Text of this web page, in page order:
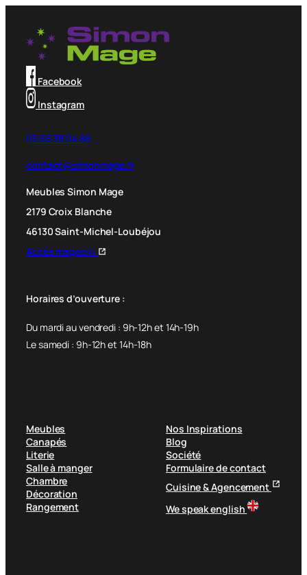
Facebook
Instagram
05 65 38 04 88
contact@simonmage.fr
Meubles Simon Mage
2179 Croix Blanche
46130 Saint-Michel-Loubéjou
Accès magasin
Horaires d’ouverture :
Du mardi au vendredi : 9h-12h et 14h-19h
Le samedi : 9h-12h et 14h-18h
Meubles
Canapés
Literie
Salle à manger
Chambre
Décoration
Rangement
Nos Inspirations
Blog
Société
Formulaire de contact
Cuisine & Agencement
We speak english